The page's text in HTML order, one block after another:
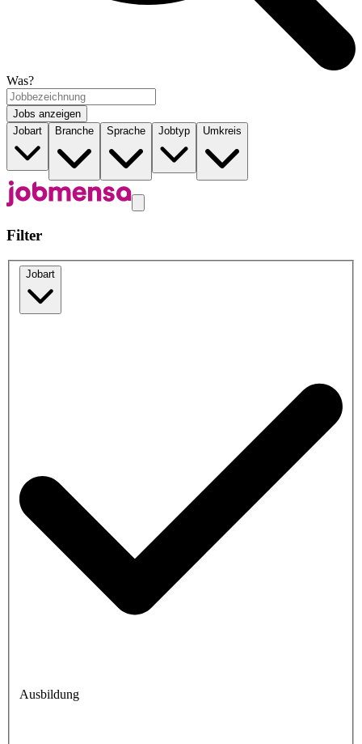
Was?
Jobs anzeigen
Jobart
Branche Sprache Jobtyp Umkreis
Filter
Jobart
Ausbildung